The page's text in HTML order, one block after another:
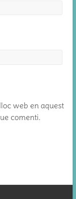
web en aquest
comenti.